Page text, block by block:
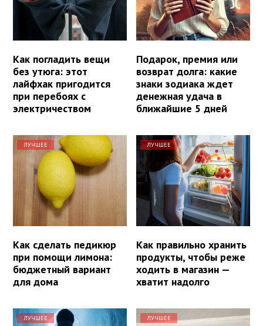
Как погладить вещи
без утюга: этот
лайфхак пригодится
при перебоях с
электричеством
Подарок, премия или
возврат долга: какие
знаки зодиака ждет
денежная удача в
ближайшие 5 дней
ЛУЧШЕЕ
Как сделать педикюр
при помощи лимона:
бюджетный вариант
для дома
ЛУЧШЕЕ
Как правильно хранить
продукты, чтобы реже
ходить в магазин —
хватит надолго
ЛУЧШЕЕ ЛУЧШЕЕ